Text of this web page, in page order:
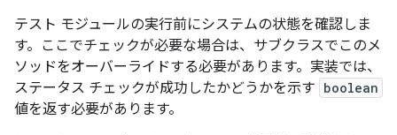
テスト モジュールの実行前にシステムの状態を確認しま
す。ここでチェックが必要な場合は、サブクラスでこのメ
ソッドをオーバーライドする必要があります。実装では、
ステータス チェックが成功したかどうかを示す boolean
値を返す必要があります。